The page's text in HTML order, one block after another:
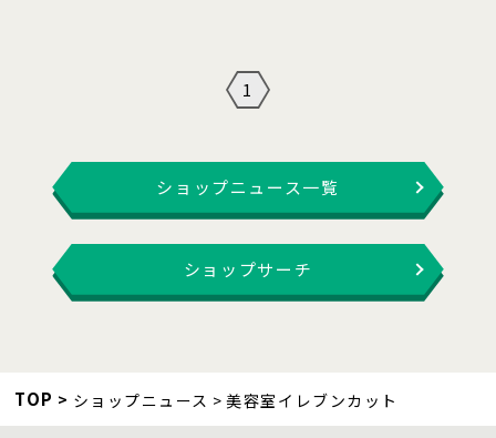
1
ショップニュース一覧
ショップサーチ
TOP ショップニュース 美容室イレブンカット